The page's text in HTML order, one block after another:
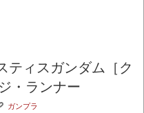
ティスガンダム［ク
・ランナー
ガンプラ